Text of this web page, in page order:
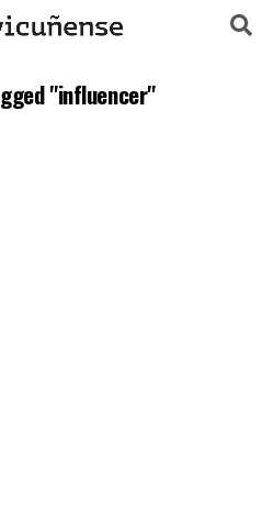
"influencer"